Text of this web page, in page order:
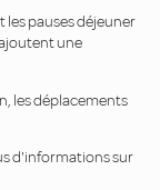
les pauses déjeuner
une
les déplacements
d'informations sur